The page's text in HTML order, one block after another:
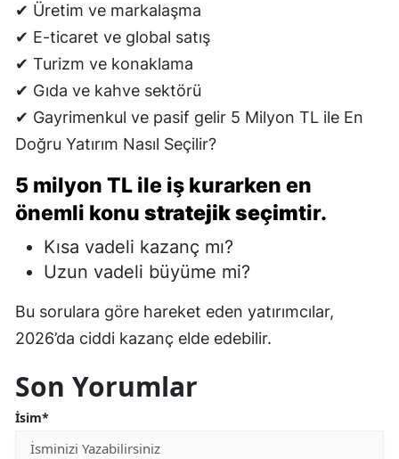
✔ Üretim ve markalaşma
✔ E-ticaret ve global satış
✔ Turizm ve konaklama
✔ Gıda ve kahve sektörü
✔ Gayrimenkul ve pasif gelir 5 Milyon TL ile En
Doğru Yatırım Nasıl Seçilir?
5 milyon TL ile iş kurarken en
önemli konu stratejik seçimtir.
Kısa vadeli kazanç mı?
Uzun vadeli büyüme mi?
Bu sorulara göre hareket eden yatırımcılar,
2026’da ciddi kazanç elde edebilir.
Son Yorumlar
İsim*